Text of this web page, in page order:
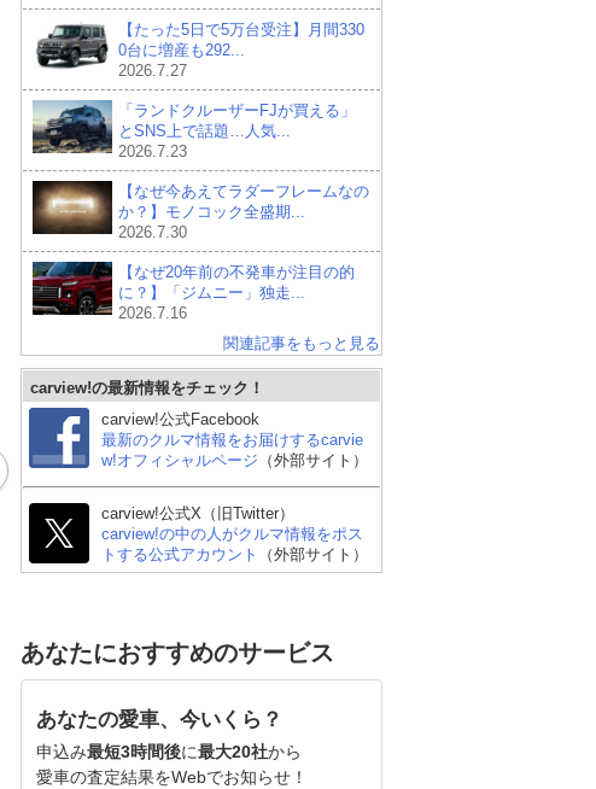
スバル フォレスター ホンダ ヴェゼル
【たった5日で5万台受注】月間330
0台に増産も292...
2026.7.27
「ランドクルーザーFJが買える」
とSNS上で話題…人気...
2026.7.23
【なぜ今あえてラダーフレームなの
か？】モノコック全盛期...
2026.7.30
【なぜ20年前の不発車が注目の的
に？】「ジムニー」独走...
2026.7.16
関連記事をもっと見る
carview!の最新情報をチェック！
carview!公式Facebook
最新のクルマ情報をお届けするcarvie
w!オフィシャルページ （外部サイト）
carview!公式X（旧Twitter）
carview!の中の人がクルマ情報をポス
トする公式アカウント
（外部サイト）
あなたにおすすめのサービス
あなたの愛車、今いくら？
申込み最短3時間後に最大20社から
愛車の査定結果をWebでお知らせ！